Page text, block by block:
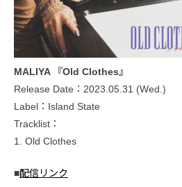
MALIYA 『Old Clothes』
Release Date：2023.05.31 (Wed.)
Label：Island State
Tracklist：
1. Old Clothes
■配信リンク